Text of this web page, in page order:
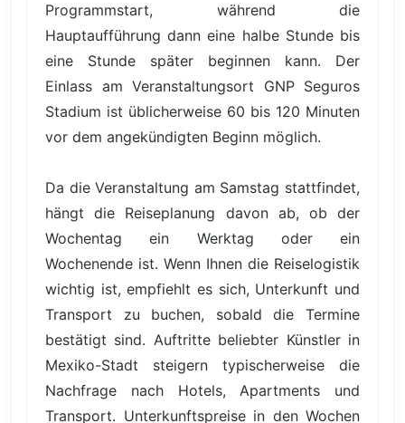
Programmstart, während die
Hauptaufführung dann eine halbe Stunde bis
eine Stunde später beginnen kann. Der
Einlass am Veranstaltungsort GNP Seguros
Stadium ist üblicherweise 60 bis 120 Minuten
vor dem angekündigten Beginn möglich.
Da die Veranstaltung am Samstag stattfindet,
hängt die Reiseplanung davon ab, ob der
Wochentag ein Werktag oder ein
Wochenende ist. Wenn Ihnen die Reiselogistik
wichtig ist, empfiehlt es sich, Unterkunft und
Transport zu buchen, sobald die Termine
bestätigt sind. Auftritte beliebter Künstler in
Mexiko-Stadt steigern typischerweise die
Nachfrage nach Hotels, Apartments und
Transport. Unterkunftspreise in den Wochen